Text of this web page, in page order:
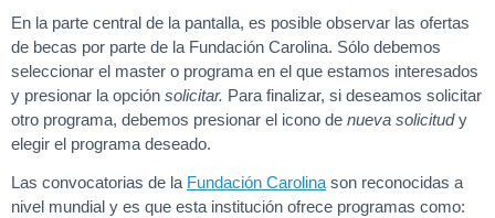
En la parte central de la pantalla, es posible observar las ofertas
de becas por parte de la Fundación Carolina. Sólo debemos
seleccionar el master o programa en el que estamos interesados
y presionar la opción solicitar. Para finalizar, si deseamos solicitar
otro programa, debemos presionar el icono de nueva solicitudy
elegir el programa deseado.
Las convocatorias de la Fundación Carolinason reconocidas a
nivel mundial y es que esta institución ofrece programas como: